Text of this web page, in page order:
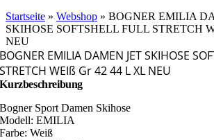
Startseite » Webshop » BOGNER EMILIA
SKIHOSE SOFTSHELL FULL STRETCH
NEU
BOGNER EMILIA DAMEN JET SKIHOSE
STRETCH WEIß Gr 42 44 L XL NEU
Kurzbeschreibung
Bogner Sport Damen Skihose
Modell: EMILIA
Farbe: Weiß